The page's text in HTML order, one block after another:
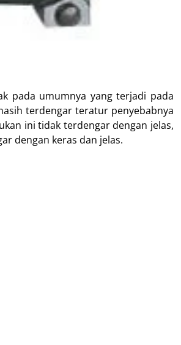
pada umumnya yang terjadi pada
terdengar teratur penyebabnya
ini tidak terdengar dengan jelas,
dengan keras dan jelas.